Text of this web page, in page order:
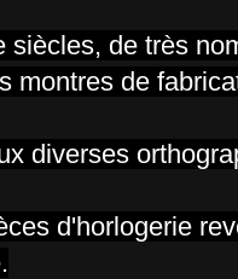
de très
montres de
diverses
d'horlogerie